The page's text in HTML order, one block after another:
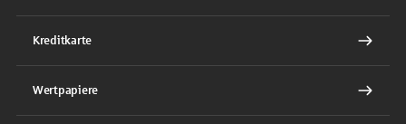
Kreditkarte
Wertpapiere